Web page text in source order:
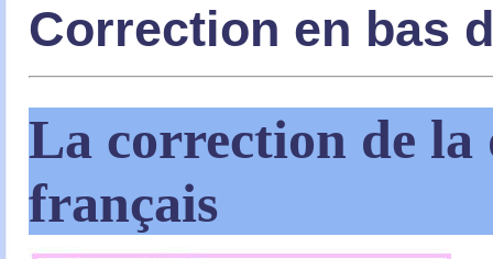
Correction en bas
La correction de la
français